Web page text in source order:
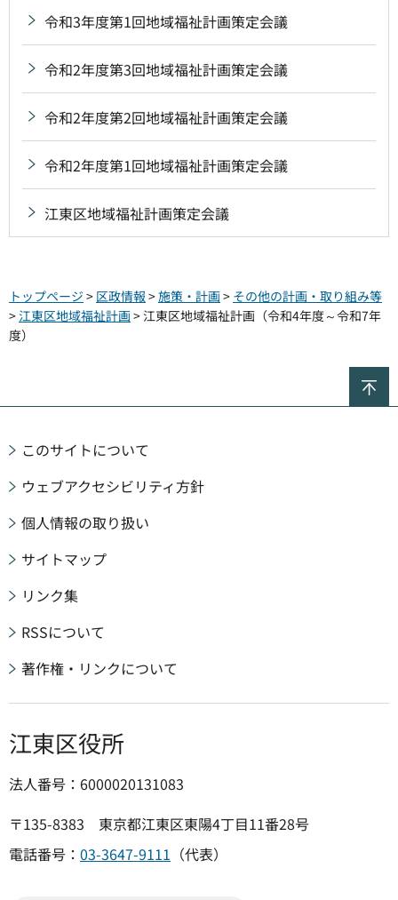
令和3年度第1回地域福祉計画策定会議
令和2年度第3回地域福祉計画策定会議
令和2年度第2回地域福祉計画策定会議
令和2年度第1回地域福祉計画策定会議
江東区地域福祉計画策定会議
トップページ > 区政情報 >施策・計画> その他の計画・取り組み等
>江東区地域福祉計画> 江東区地域福祉計画（令和4年度～令和7年
度）
このサイトについて
ウェブアクセシビリティ方針
個人情報の取り扱い
サイトマップ
リンク集
RSSについて
著作権・リンクについて
江東区役所
法人番号：6000020131083
〒135-8383 東京都江東区東陽4丁目11番28号
電話番号： 03-3647-9111 （代表）